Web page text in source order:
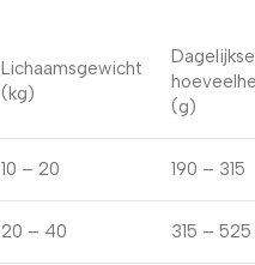
Lichaamsgewicht
(kg)
Dagelijkse
(g)
10 – 20 190 – 315
20 – 40 315 – 525